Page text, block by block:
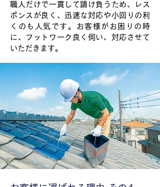
職人だけで一貫して請け負うため、レス
ポンスが良く、迅速な対応や小回りの利
くのも人気です。お客様がお困りの時
に、フットワーク良く伺い、対応させて
いただきます。